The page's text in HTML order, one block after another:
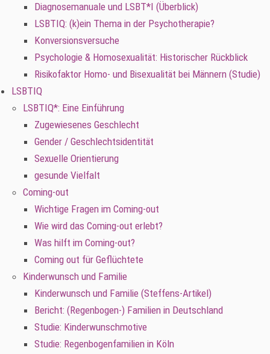
Diagnosemanuale und LSBT*I (Überblick)
LSBTIQ: (k)ein Thema in der Psychotherapie?
Konversionsversuche
Psychologie & Homosexualität: Historischer Rückblick
Risikofaktor Homo- und Bisexualität bei Männern (Studie)
LSBTIQ
LSBTIQ*: Eine Einführung
Zugewiesenes Geschlecht
Gender / Geschlechtsidentität
Sexuelle Orientierung
gesunde Vielfalt
Coming-out
Wichtige Fragen im Coming-out
Wie wird das Coming-out erlebt?
Was hilft im Coming-out?
Coming out für Geflüchtete
Kinderwunsch und Familie
Kinderwunsch und Familie (Steffens-Artikel)
Bericht: (Regenbogen-) Familien in Deutschland
Studie: Kinderwunschmotive
Studie: Regenbogenfamilien in Köln